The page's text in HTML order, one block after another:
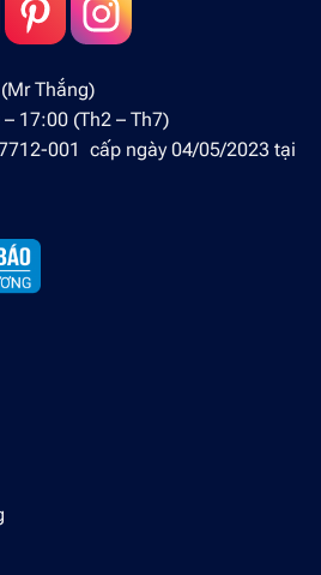
Thắng)
17:00 (Th2 – Th7)
001 cấp ngày 04/05/2023 tại